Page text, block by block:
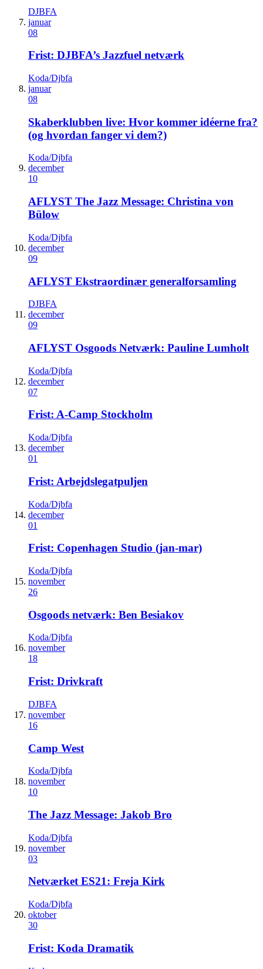
DJBFA
januar
08
Frist: DJBFA’s Jazzfuel netværk
Koda/Djbfa
januar
08
Skaberklubben live: Hvor kommer idéerne fra?
(og hvordan fanger vi dem?)
Koda/Djbfa
december
10
AFLYST The Jazz Message: Christina von
Bülow
Koda/Djbfa
december
09
AFLYST Ekstraordinær generalforsamling
DJBFA
december
09
AFLYST Osgoods Netværk: Pauline Lumholt
Koda/Djbfa
december
07
Frist: A-Camp Stockholm
Koda/Djbfa
december
01
Frist: Arbejdslegatpuljen
Koda/Djbfa
december
01
Frist: Copenhagen Studio (jan-mar)
Koda/Djbfa
november
26
Osgoods netværk: Ben Besiakov
Koda/Djbfa
november
18
Frist: Drivkraft
DJBFA
november
16
Camp West
Koda/Djbfa
november
10
The Jazz Message: Jakob Bro
Koda/Djbfa
november
03
Netværket ES21: Freja Kirk
Koda/Djbfa
oktober
30
Frist: Koda Dramatik